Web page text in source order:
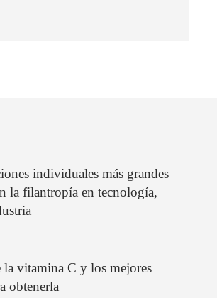
individuales más grandes
la filantropía en tecnología,
la vitamina C y los mejores
obtenerla